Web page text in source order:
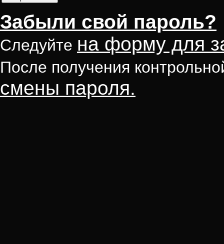
Забыли свой пароль?
Следуйте на форму для
После получения
смены пароля.